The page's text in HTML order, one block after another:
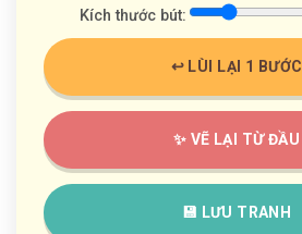
Kích thước bút:
↩️ LÙI LẠI 1 BƯỚC
✨ VẼ LẠI TỪ ĐẦU
💾 LƯU TRANH